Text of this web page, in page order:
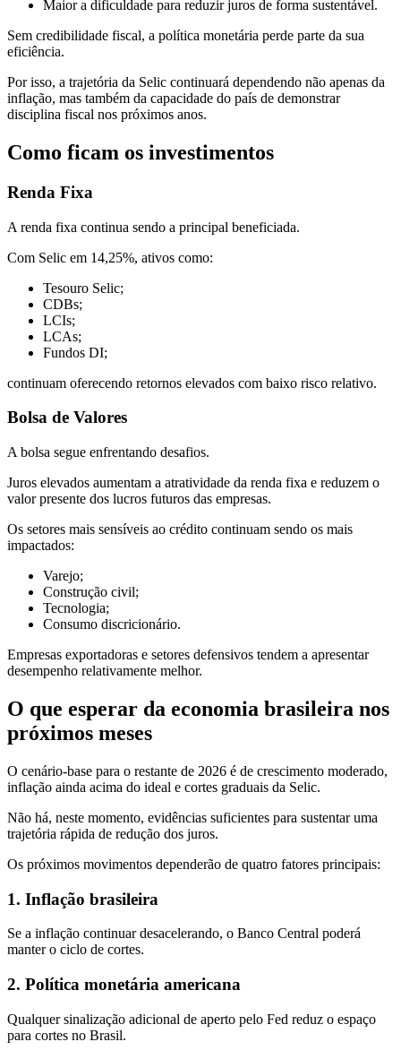
Maior a dificuldade para reduzir juros de forma sustentável.
Sem credibilidade fiscal, a política monetária perde parte da sua
eficiência.
Por isso, a trajetória da Selic continuará dependendo não apenas da
inflação, mas também da capacidade do país de demonstrar
disciplina fiscal nos próximos anos.
Como ficam os investimentos
Renda Fixa
A renda fixa continua sendo a principal beneficiada.
Com Selic em 14,25%, ativos como:
Tesouro Selic;
CDBs;
LCIs;
LCAs;
Fundos DI;
continuam oferecendo retornos elevados com baixo risco relativo.
Bolsa de Valores
A bolsa segue enfrentando desafios.
Juros elevados aumentam a atratividade da renda fixa e reduzem o
valor presente dos lucros futuros das empresas.
Os setores mais sensíveis ao crédito continuam sendo os mais
impactados:
Varejo;
Construção civil;
Tecnologia;
Consumo discricionário.
Empresas exportadoras e setores defensivos tendem a apresentar
desempenho relativamente melhor.
O que esperar da economia brasileira nos
próximos meses
O cenário-base para o restante de 2026 é de crescimento moderado,
inflação ainda acima do ideal e cortes graduais da Selic.
Não há, neste momento, evidências suficientes para sustentar uma
trajetória rápida de redução dos juros.
Os próximos movimentos dependerão de quatro fatores principais:
1. Inflação brasileira
Se a inflação continuar desacelerando, o Banco Central poderá
manter o ciclo de cortes.
2. Política monetária americana
Qualquer sinalização adicional de aperto pelo Fed reduz o espaço
para cortes no Brasil.